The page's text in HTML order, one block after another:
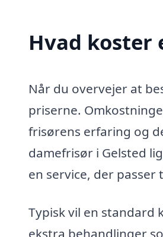
Hvad koster
Når du overvejer at
priserne.
frisørens erfaring og
damefrisør i Gelsted
en service, der
Typisk vil en standard
ekstra behandlinger